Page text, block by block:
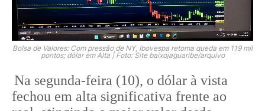
Bolsa de Valores: Com pressão de NY, Ibovespa retoma queda em 119 mil
pontos; dólar em Alta | Foto: Site baixojaguaribe/arquivo
Na segunda-feira (10), o dólar à vista
fechou em alta significativa frente ao